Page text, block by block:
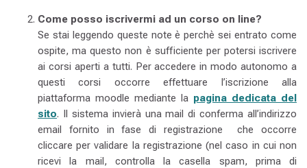
Come posso iscrivermi ad un corso on line?
Se stai leggendo queste note è perchè sei entrato come
ospite, ma questo non è sufficiente per potersi iscrivere
ai corsi aperti a tutti. Per accedere in modo autonomo a
questi corsi occorre effettuare l’iscrizione alla
piattaforma moodle mediante la pagina dedicata del
sito. Il sistema invierà una mail di conferma all’indirizzo
email fornito in fase di registrazione che occorre
cliccare per validare la registrazione (nel caso in cui non
ricevi la mail, controlla la casella spam, prima di